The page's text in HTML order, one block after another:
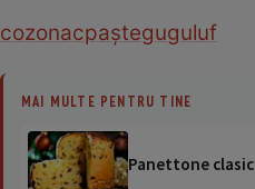
cozonacpașteguguluf
MAI MULTE PENTRU TINE
Panettone clasic